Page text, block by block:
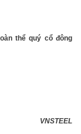
thể quý cổ đông
VNSTEEL